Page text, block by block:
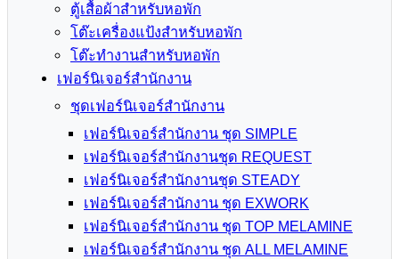
ตู้เสื้อผ้าสำหรับหอพัก
โต๊ะเครื่องแป้งสำหรับหอพัก
โต๊ะทำงานสำหรับหอพัก
เฟอร์นิเจอร์สำนักงาน
ชุดเฟอร์นิเจอร์สำนักงาน
เฟอร์นิเจอร์สำนักงาน ชุด SIMPLE
เฟอร์นิเจอร์สำนักงานชุด REQUEST
เฟอร์นิเจอร์สำนักงานชุด STEADY
เฟอร์นิเจอร์สำนักงาน ชุด EXWORK
เฟอร์นิเจอร์สำนักงาน ชุด TOP MELAMINE
เฟอร์นิเจอร์สำนักงาน ชุด ALL MELAMINE